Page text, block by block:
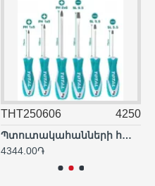
THT250606 4250
Պտուտակահանների հավաքածու ` 6 հատ
4344.00֏